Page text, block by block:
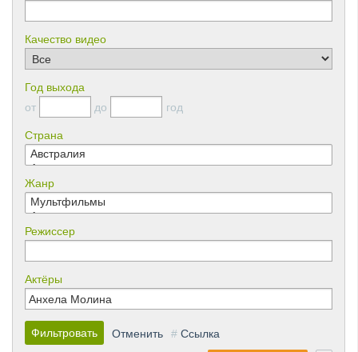
Качество видео
Год выхода
от
до год
Страна
Жанр
Режиссер
Актёры
Фильтровать Отменить # Ссылка